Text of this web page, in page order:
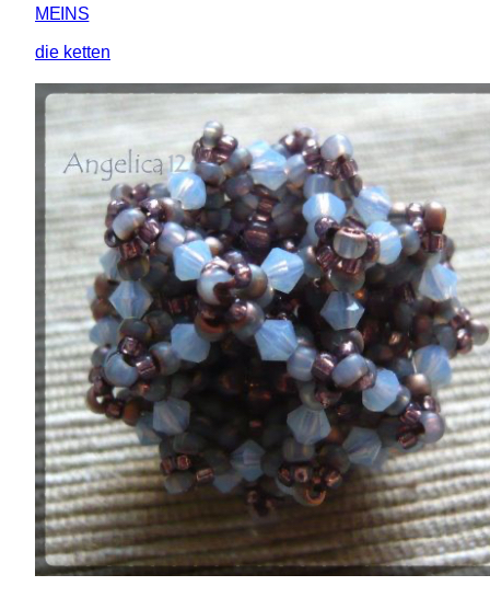
MEINS
die ketten